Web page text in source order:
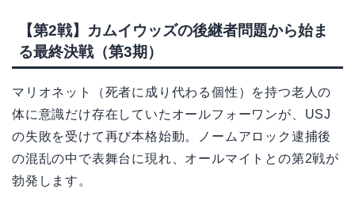
【第2戦】カムイウッズの後継者問題から始ま
る最終決戦（第3期）
マリオネット（死者に成り代わる個性）を持つ老人の
体に意識だけ存在していたオールフォーワンが、USJ
の失敗を受けて再び本格始動。ノームアロック逮捕後
の混乱の中で表舞台に現れ、オールマイトとの第2戦が
勃発します。